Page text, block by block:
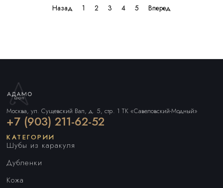
Назад 1 2 3 4 5 Вперед
Москва, ул. Сущевский Вал, д. 5, стр. 1 ТК «Савеловский-Модный»
+7 (903) 211-62-52
КАТЕГОРИИ
Шубы из каракуля
Дубленки
Кожа